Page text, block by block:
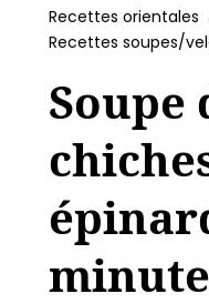
Recettes orientales
Recettes soupes/
Soupe